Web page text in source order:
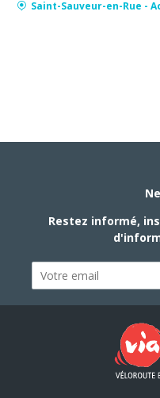
Saint-Sauveur-en-Rue -
Restez informé,